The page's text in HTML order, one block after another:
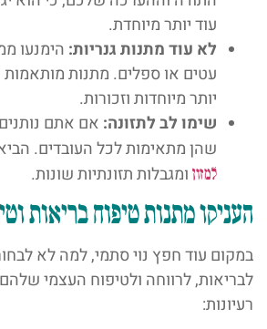
עוד יותר מיוחדת.
לא עוד מתנות גנריות: הימנעו
עטים או ספלים. מתנות
יותר מיוחדות וזכורות.
שימו לב לתזונה: אם אתם
שהן מתאימות לכל העובדים.
למזון ומגבלות תזונתיות שונות.
העניקו מתנות טיפוח בריאות
במקום עוד חפץ נוי סתמי, למה לא
לבריאות, לרווחה ולטיפוח העצמי
רעיונות: